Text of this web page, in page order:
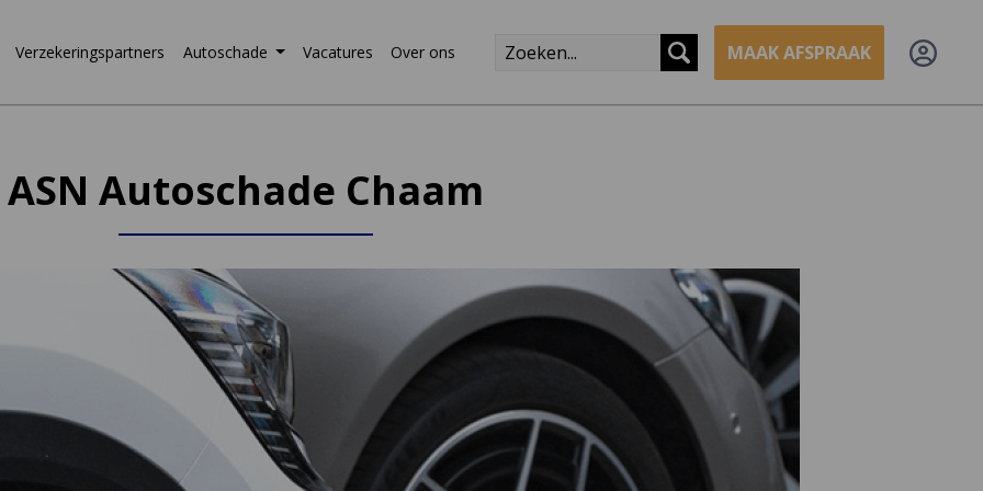
Verzekeringspartners Autoschade Vacatures Over ons MAAK AFSPRAAK
ASN Autoschade Chaam